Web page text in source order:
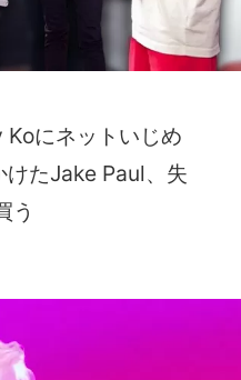
にネットいじめ
けたJake Paul、失
う